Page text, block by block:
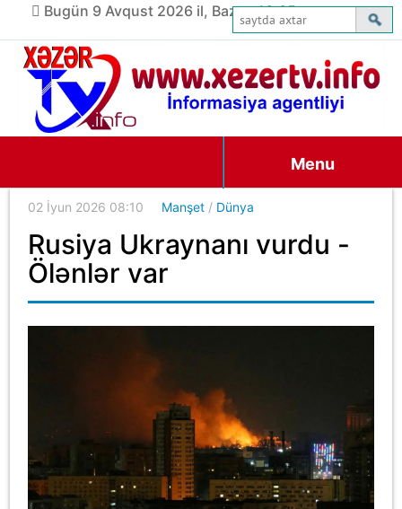
Bugün 9 Avqust 2026 il, Bazar, 16:05
Menu
02 İyun 2026 08:10 Manşet / Dünya
Rusiya Ukraynanı vurdu -
Ölənlər var